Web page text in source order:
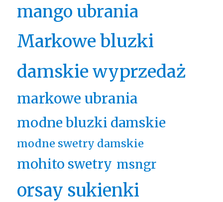
mango ubrania
Markowe bluzki
damskie wyprzedaż
markowe ubrania
modne bluzki damskie
modne swetry damskie
mohito swetry msngr
orsay sukienki